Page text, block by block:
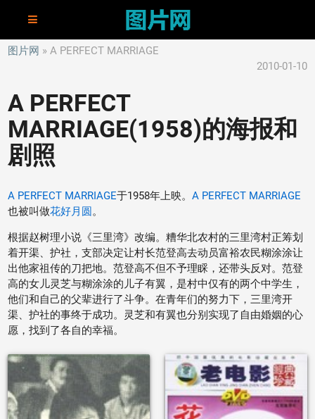
图片网
A PERFECT MARRIAGE
2010-01-10
A PERFECT
MARRIAGE(1958)的海报和
剧照
A PERFECT MARRIAGE于1958年上映。A PERFECT MARRIAGE
也被叫做花好月圆 。
根据赵树理小说《三里湾》改编。糟华北农村的三里湾村正筹划
着开渠、护社，支部决定让村长范登高去动员富裕农民糊涂涂让
出他家祖传的刀把地。范登高不但不予理睬，还带头反对。范登
高的女儿灵芝与糊涂涂的儿子有翼，是村中仅有的两个中学生，
他们和自己的父辈进行了斗争。在青年们的努力下，三里湾开
渠、护社的事终于成功。灵芝和有翼也分别实现了自由婚姻的心
愿，找到了各自的幸福。